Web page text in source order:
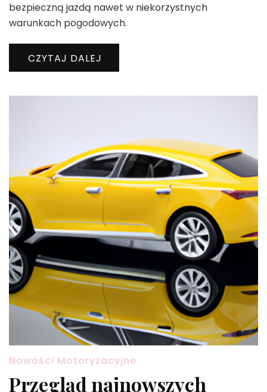
bezpieczną jazdą nawet w niekorzystnych
warunkach pogodowych.
CZYTAJ DALEJ
Nowości Motoryzacyjne
Przegląd najnowszych